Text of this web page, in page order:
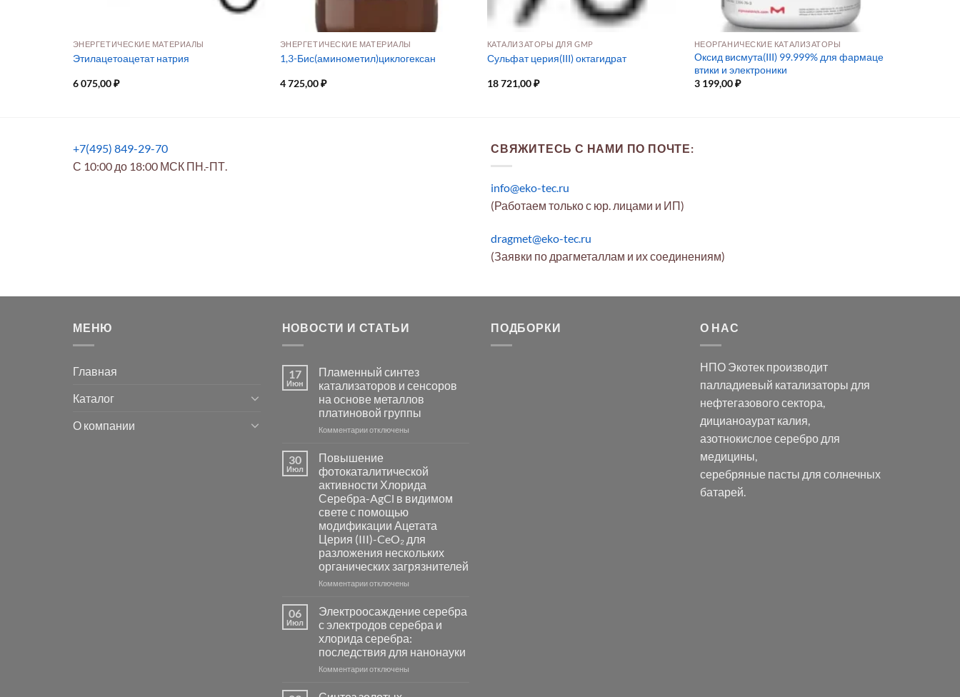
ЭНЕРГЕТИЧЕСКИЕ МАТЕРИАЛЫ
Этилацетоацетат натрия
6 075,00₽
ЭНЕРГЕТИЧЕСКИЕ МАТЕРИАЛЫ
1,3-Бис(аминометил)циклогексан
4 725,00₽
КАТАЛИЗАТОРЫ ДЛЯ GMP
Сульфат церия(III) октагидрат
18 721,00₽
НЕОРГАНИЧЕСКИЕ КАТАЛИЗАТОРЫ
Оксид висмута(III) 99.999% для фармаце
втики и электроники
3 199,00₽
+7(495) 849-29-70
С 10:00 до 18:00 МСК ПН.-ПТ.
СВЯЖИТЕСЬ С НАМИ ПО ПОЧТЕ:
info@eko-tec.ru
(Работаем только с юр. лицами и ИП)
dragmet@eko-tec.ru
(Заявки по драгметаллам и их соединениям)
МЕНЮ
Главная
Каталог
О компании
НОВОСТИ И СТАТЬИ
17
Июн
Пламенный синтез
катализаторов и сенсоров
на основе металлов
платиновой группы
Комментариик
синтез
катализаторов
и
сенсоров
на
основе
металлов
платиновой
группы
отключены
30
Июл
Повышение
фотокаталитической
активности Хлорида
Серебра-AgCl в видимом
свете с помощью
модификации Ацетата
Церия (III)-CeO₂ для
разложения нескольких
органических загрязнителей
Комментариик
фотокаталитической
активности
Хлорида
Серебра-
AgCl
отключены
06
Июл
Электроосаждение серебра
с электродов серебра и
хлорида серебра:
последствия для нанонауки
Комментариикотключены
ПОДБОРКИ О НАС
НПО Экотек производит
палладиевый катализаторы для
нефтегазового сектора,
дицианоаурат калия,
азотнокислое серебродля
медицины,
серебряные пасты для солнечных
батарей.